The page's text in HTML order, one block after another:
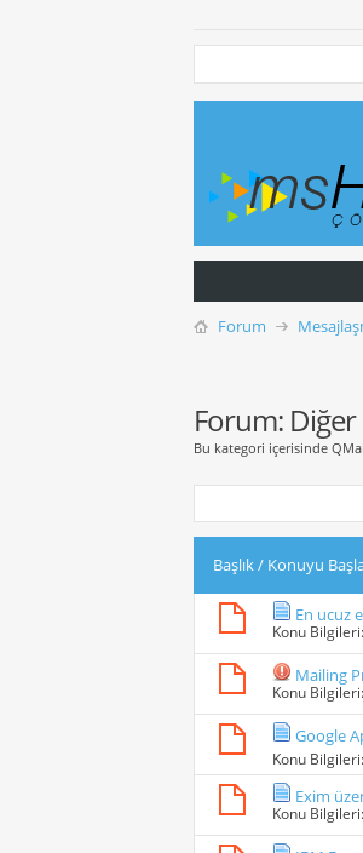
Forum
Forum:
Bu kategori içerisinde
Başlık/ Konuyu
En ucuz
Konu Bilgileri:
Mailing
Konu Bilgileri:
Google
Konu Bilgileri:
Exim
Konu Bilgileri: